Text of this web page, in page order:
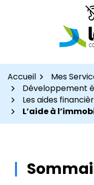
Accueil
Mes
Développement
Les aides
L’aide à